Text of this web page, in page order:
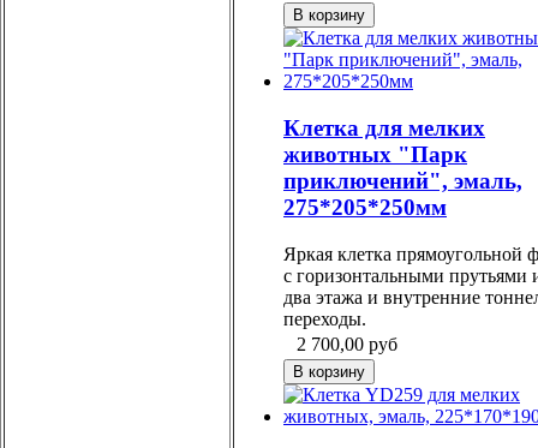
Клетка для мелких
животных "Парк
приключений", эмаль,
275*205*250мм
Яркая клетка прямоугольной
с горизонтальными прутьями
два этажа и внутренние
переходы.
2 700,00 руб